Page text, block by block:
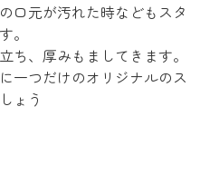
口元が汚れた時などもスタ
。
ち、厚みもましてきます。
一つだけのオリジナルのス
ょう